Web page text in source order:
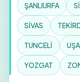
ŞANLIURFA
SİVAS
TUNCELİ
YOZGAT